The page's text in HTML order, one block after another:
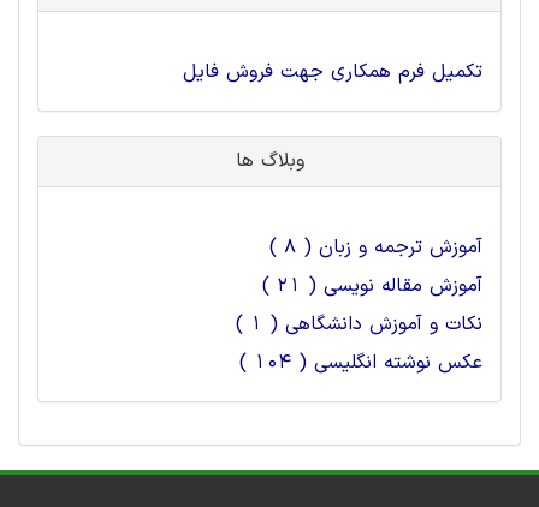
تکمیل فرم همکاری جهت فروش فایل
وبلاگ ها
آموزش ترجمه و زبان ( 8 )
آموزش مقاله نویسی ( 21 )
نکات و آموزش دانشگاهی ( 1 )
عکس نوشته انگلیسی ( 104 )